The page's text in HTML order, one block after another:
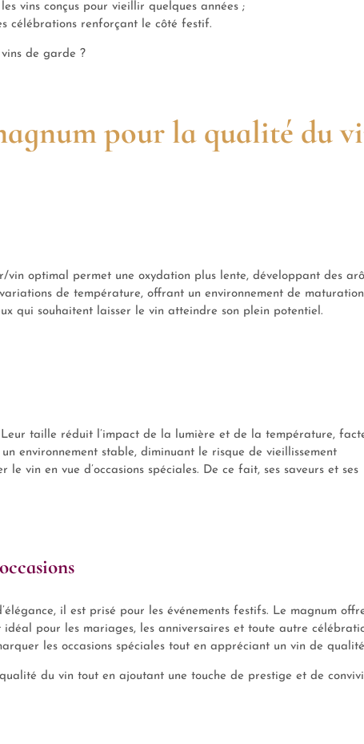
vins conçus pour vieillir quelques années ;
célébrations renforçant le côté festif.
de garde ?
pour la qualité du
optimal permet une oxydation plus lente, développant des
de température, offrant un environnement de maturation
qui souhaitent laisser le vin atteindre son plein potentiel.
taille réduit l’impact de la lumière et de la température,
environnement stable, diminuant le risque de vieillissement
vin en vue d’occasions spéciales. De ce fait, ses saveurs et ses
il est prisé pour les événements festifs. Le magnum
pour les mariages, les anniversaires et toute autre
les occasions spéciales tout en appréciant un vin de
du vin tout en ajoutant une touche de prestige et de